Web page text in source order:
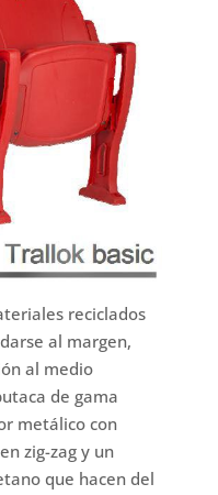
reciclados
al margen,
al medio
de gama
metálico con
zig-zag y un
que hacen del